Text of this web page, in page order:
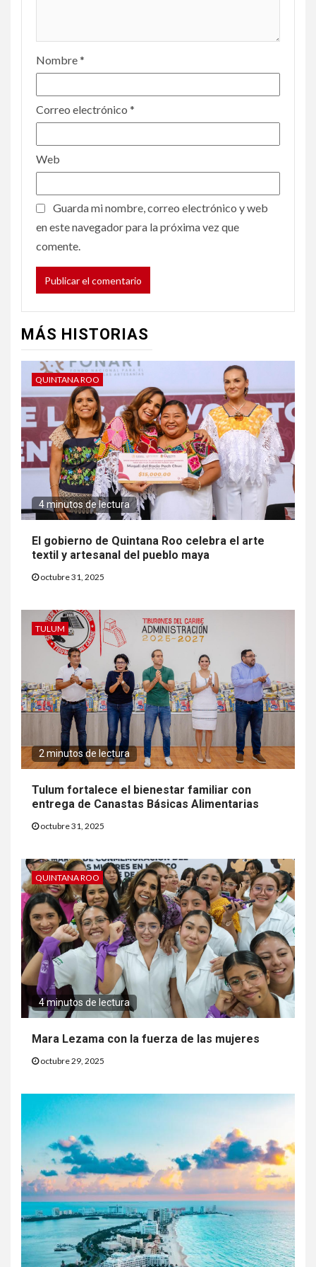
Nombre*
Correo electrónico *
Web
Guarda mi nombre, correo electrónico y web
en este navegador para la próxima vez que
comente.
MÁS HISTORIAS
QUINTANA ROO
4 minutos de lectura
El gobierno de Quintana Roo celebra el arte
textil y artesanal del pueblo maya
octubre 31, 2025
TULUM
2 minutos de lectura
Tulum fortalece el bienestar familiar con
entrega de Canastas Básicas Alimentarias
octubre 31, 2025
QUINTANA ROO
4 minutos de lectura
Mara Lezama con la fuerza de las mujeres
octubre 29, 2025